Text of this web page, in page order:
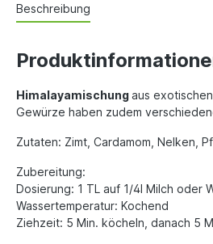
Beschreibung
Himalayamischungaus
Gewürze haben zudem
Zutaten: Zimt, Cardamom, Nelken,
Zubereitung:
Dosierung: 1 TL auf 1/4l Milch oder
Wassertemperatur: Kochend
Ziehzeit: 5 Min. köcheln, danach 5